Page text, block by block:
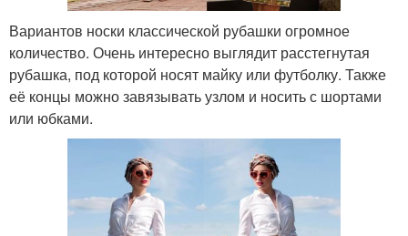
Вариантов носки классической рубашки огромное
количество. Очень интересно выглядит расстегнутая
рубашка, под которой носят майку или футболку. Также
её концы можно завязывать узлом и носить с шортами
или юбками.